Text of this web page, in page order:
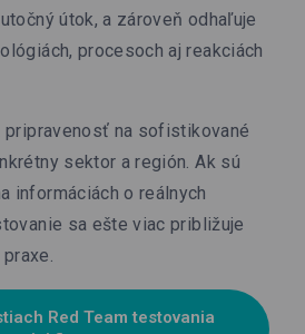
útok, a zároveň odhaľuje
procesoch aj reakciách
pripravenosť na sofistikované
sektor a región. Ak sú
informáciách o reálnych
sa ešte viac približuje
Red Team testovania